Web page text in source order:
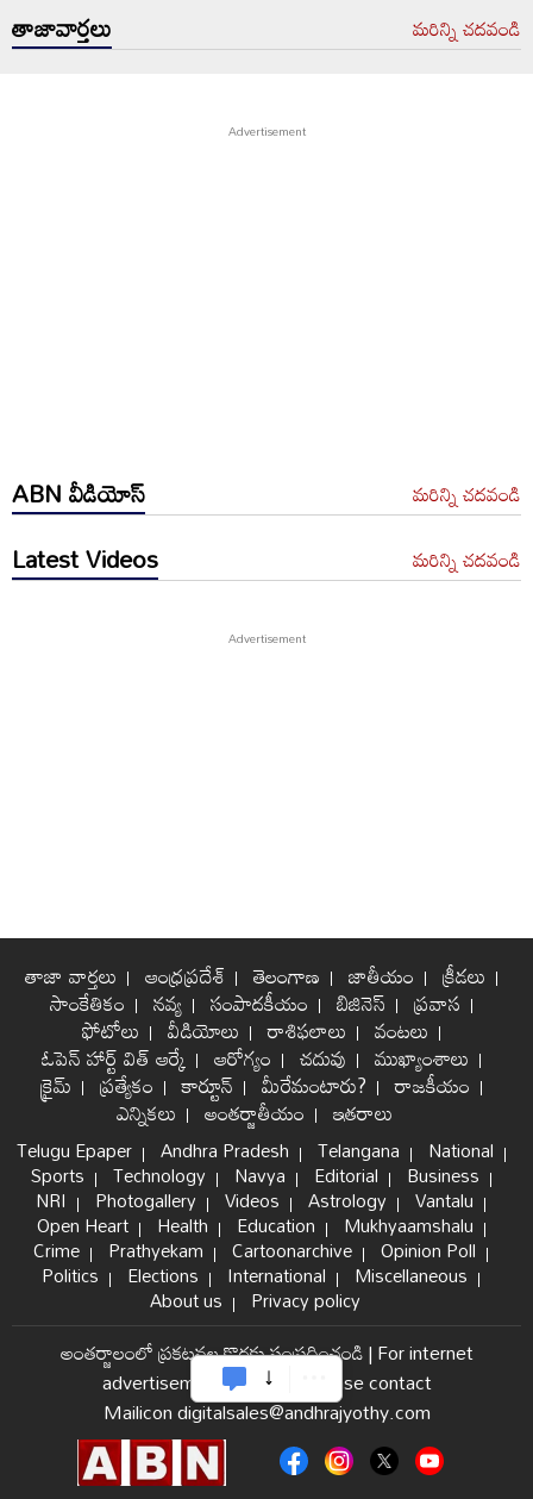
తాజావార్తలు మరిన్ని చదవండి
ABN వీడియోస్ మరిన్ని చదవండి
Latest Videos మరిన్ని చదవండి
తాజా వార్తలు ఆంధ్రప్రదేశ్ తెలంగాణ జాతీయం క్రీడలు
సాంకేతికం నవ్య సంపాదకీయం బిజినెస్ ప్రవాస
ఫోటోలు వీడియోలు రాశిఫలాలు వంటలు
ఓపెన్ హార్ట్ విత్ ఆర్కే ఆరోగ్యం చదువు ముఖ్యాంశాలు
క్రైమ్ ప్రత్యేకం కార్టూన్ మీరేమంటారు? రాజకీయం
ఎన్నికలు అంతర్జాతీయం ఇతరాలు
Telugu Epaper Andhra Pradesh Telangana National
Sports Technology Navya Editorial Business
NRI Photogallery Videos Astrology Vantalu
Open Heart Health Education Mukhyaamshalu
Crime Prathyekam Cartoonarchive Opinion Poll
Politics Elections International Miscellaneous
About us Privacy policy
అంతర్జాలంలో ప్రకటనల కొరకు సంప్రదించండి|For internet
advertisement and sales please contact
Mailicon digitalsales@andhrajyothy.com